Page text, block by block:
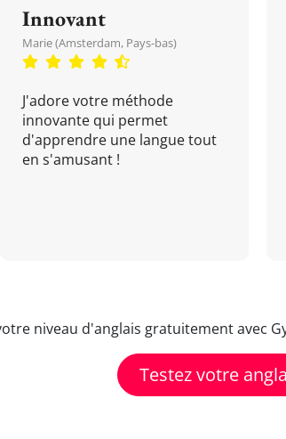
Innovant
Marie (Amsterdam, Pays-bas)
J'adore votre méthode
innovante qui permet
d'apprendre une langue tout
en s'amusant !
niveau d'anglais gratuitement avec
Testez votre